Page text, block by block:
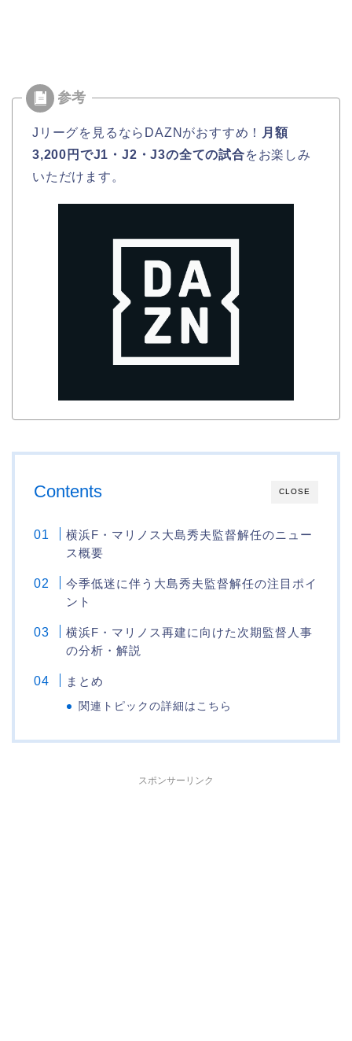
Jリーグを見るならDAZNがおすすめ！
月額
3,200円でJ1・J2・J3の全ての試合をお楽しみ
いただけます。
CLOSE
Contents
横浜F・マリノス大島秀夫監督解任のニュー
ス概要
今季低迷に伴う大島秀夫監督解任の注目ポイ
ント
横浜F・マリノス再建に向けた次期監督人事
の分析・解説
まとめ
関連トピックの詳細はこちら
スポンサーリンク